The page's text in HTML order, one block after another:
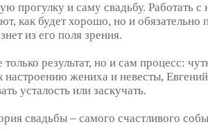
прогулку и саму свадьбу. Работать
как будет хорошо, но и
из его поля зрения.
результат, но и сам процесс:
жениха и невесты, Евгений
усталость или заскучать.
свадьбы – самого счастливого